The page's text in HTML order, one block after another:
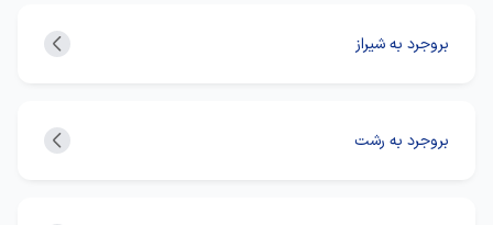
بروجرد به شیراز
بروجرد به رشت